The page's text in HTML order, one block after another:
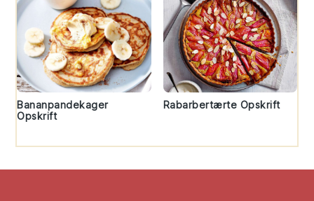
Bananpandekager
Opskrift
Rabarbertærte Opskrift